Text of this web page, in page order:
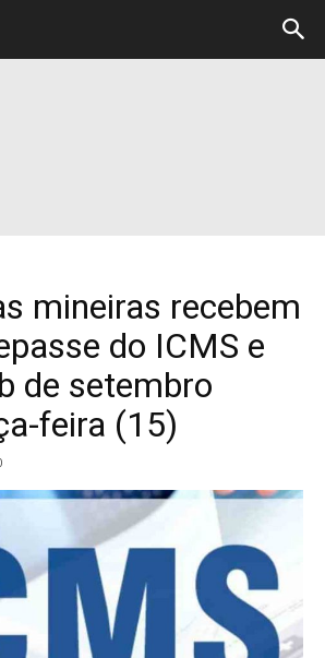
mineiras recebem
do ICMS e
de setembro
feira (15)